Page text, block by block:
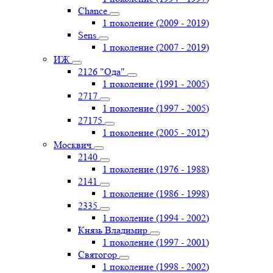
Chance
1 поколение (2009 - 2019)
Sens
1 поколение (2007 - 2019)
ИЖ
2126 "Ода"
1 поколение (1991 - 2005)
2717
1 поколение (1997 - 2005)
27175
1 поколение (2005 - 2012)
Москвич
2140
1 поколение (1976 - 1988)
2141
1 поколение (1986 - 1998)
2335
1 поколение (1994 - 2002)
Князь Владимир
1 поколение (1997 - 2001)
Святогор
1 поколение (1998 - 2002)